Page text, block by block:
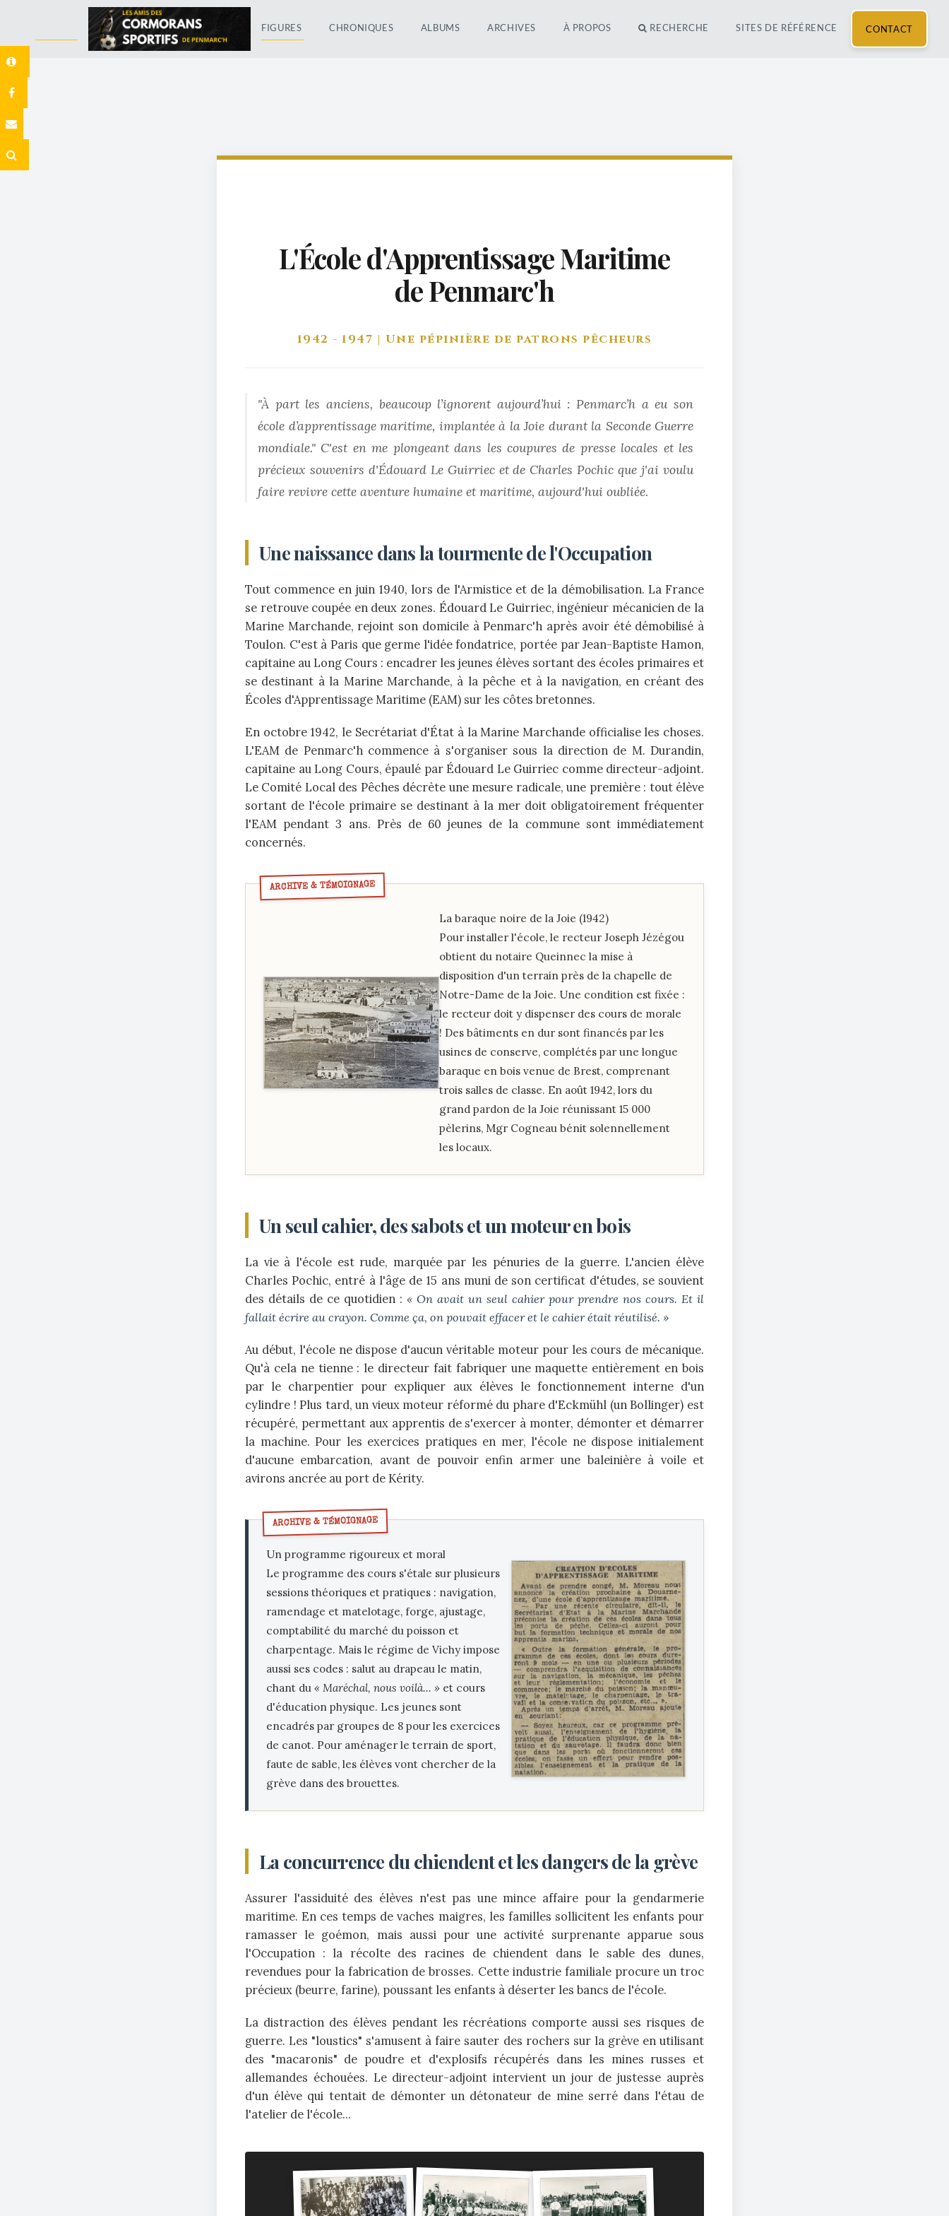
FIGURES CHRONIQUES ALBUMS ARCHIVES À PROPOS RECHERCHE SITES DE RÉFÉRENCE CONTACT
L'École d'Apprentissage Maritime
de Penmarc'h
1942 - 1947 | Une pépinière de patrons pêcheurs
"À part les anciens, beaucoup l’ignorent aujourd’hui : Penmarc’h a eu son
école d’apprentissage maritime, implantée à la Joie durant la Seconde Guerre
mondiale." C'est en me plongeant dans les coupures de presse locales et les
précieux souvenirs d'Édouard Le Guirriec et de Charles Pochic que j'ai voulu
faire revivre cette aventure humaine et maritime, aujourd'hui oubliée.
Une naissance dans la tourmente de l'Occupation
Tout commence en juin 1940, lors de l'Armistice et de la démobilisation. La France
se retrouve coupée en deux zones. Édouard Le Guirriec, ingénieur mécanicien de la
Marine Marchande, rejoint son domicile à Penmarc'h après avoir été démobilisé à
Toulon. C'est à Paris que germe l'idée fondatrice, portée par Jean-Baptiste Hamon,
capitaine au Long Cours : encadrer les jeunes élèves sortant des écoles primaires et
se destinant à la Marine Marchande, à la pêche et à la navigation, en créant des
Écoles d'Apprentissage Maritime (EAM) sur les côtes bretonnes.
En octobre 1942, le Secrétariat d'État à la Marine Marchande officialise les choses.
L'EAM de Penmarc'h commence à s'organiser sous la direction de M. Durandin,
capitaine au Long Cours, épaulé par Édouard Le Guirriec comme directeur-adjoint.
Le Comité Local des Pêches décrète une mesure radicale, une première : tout élève
sortant de l'école primaire se destinant à la mer doit obligatoirement fréquenter
l'EAM pendant 3 ans. Près de 60 jeunes de la commune sont immédiatement
concernés.
La baraque noire de la Joie (1942)
Pour installer l'école, le recteur Joseph Jézégou
obtient du notaire Queinnec la mise à
disposition d'un terrain près de la chapelle de
Notre-Dame de la Joie. Une condition est fixée :
le recteur doit y dispenser des cours de morale
! Des bâtiments en dur sont financés par les
usines de conserve, complétés par une longue
baraque en bois venue de Brest, comprenant
trois salles de classe. En août 1942, lors du
grand pardon de la Joie réunissant 15 000
pèlerins, Mgr Cogneau bénit solennellement
les locaux.
Un seul cahier, des sabots et un moteur en bois
La vie à l'école est rude, marquée par les pénuries de la guerre. L'ancien élève
Charles Pochic, entré à l'âge de 15 ans muni de son certificat d'études, se souvient
des détails de ce quotidien : « On avait un seul cahier pour prendre nos cours. Et il
fallait écrire au crayon. Comme ça, on pouvait effacer et le cahier était réutilisé. »
Au début, l'école ne dispose d'aucun véritable moteur pour les cours de mécanique.
Qu'à cela ne tienne : le directeur fait fabriquer une maquette entièrement en bois
par le charpentier pour expliquer aux élèves le fonctionnement interne d'un
cylindre ! Plus tard, un vieux moteur réformé du phare d'Eckmühl (un Bollinger) est
récupéré, permettant aux apprentis de s'exercer à monter, démonter et démarrer
la machine. Pour les exercices pratiques en mer, l'école ne dispose initialement
d'aucune embarcation, avant de pouvoir enfin armer une baleinière à voile et
avirons ancrée au port de Kérity.
Un programme rigoureux et moral
Le programme des cours s'étale sur plusieurs
sessions théoriques et pratiques : navigation,
ramendage et matelotage, forge, ajustage,
comptabilité du marché du poisson et
charpentage. Mais le régime de Vichy impose
aussi ses codes : salut au drapeau le matin,
chant du « Maréchal, nous voilà... » et cours
d'éducation physique. Les jeunes sont
encadrés par groupes de 8 pour les exercices
de canot. Pour aménager le terrain de sport,
faute de sable, les élèves vont chercher de la
grève dans des brouettes.
La concurrence du chiendent et les dangers de la grève
Assurer l'assiduité des élèves n'est pas une mince affaire pour la gendarmerie
maritime. En ces temps de vaches maigres, les familles sollicitent les enfants pour
ramasser le goémon, mais aussi pour une activité surprenante apparue sous
l'Occupation : la récolte des racines de chiendent dans le sable des dunes,
revendues pour la fabrication de brosses. Cette industrie familiale procure un troc
précieux (beurre, farine), poussant les enfants à déserter les bancs de l'école.
La distraction des élèves pendant les récréations comporte aussi ses risques de
guerre. Les "loustics" s'amusent à faire sauter des rochers sur la grève en utilisant
des "macaronis" de poudre et d'explosifs récupérés dans les mines russes et
allemandes échouées. Le directeur-adjoint intervient un jour de justesse auprès
d'un élève qui tentait de démonter un détonateur de mine serré dans l'étau de
l'atelier de l'école...